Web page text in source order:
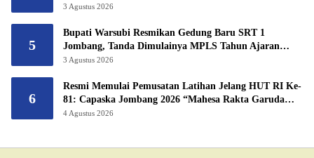
Hibahkan 6,3 Hektar Untuk Sekolah Rakyat
3 Agustus 2026
5
Bupati Warsubi Resmikan Gedung Baru SRT 1
Jombang, Tanda Dimulainya MPLS Tahun Ajaran
2026/2027
3 Agustus 2026
6
Resmi Memulai Pemusatan Latihan Jelang HUT RI Ke-
81: Capaska Jombang 2026 “Mahesa Rakta Garuda
Yudha”.
4 Agustus 2026